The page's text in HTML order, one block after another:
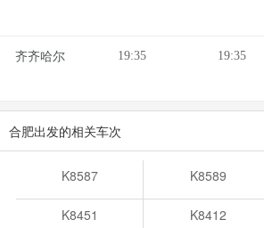
齐齐哈尔 19:35 19:35
合肥出发的相关车次
K8587 K8589
K8451 K8412